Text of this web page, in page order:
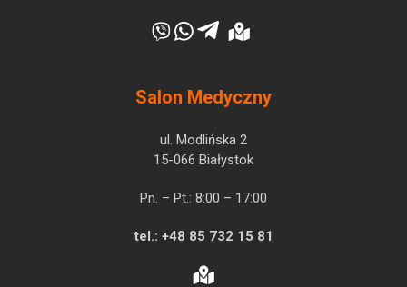
Salon Medyczny
ul. Modlińska 2
15-066 Białystok
Pn. – Pt.: 8:00 – 17:00
tel.: +48 85 732 15 81